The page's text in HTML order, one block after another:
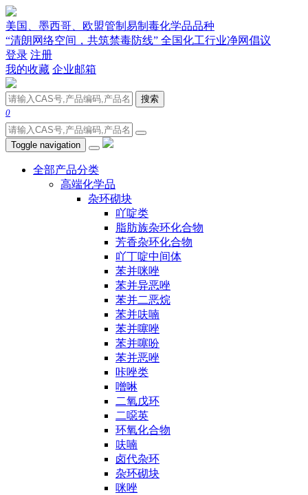
美国、墨西哥、欧盟管制易制毒化学品品种
“清朗网络空间，共筑禁毒防线” 全国化工行业净网倡议
登录 注册
我的收藏 企业邮箱
搜索
0
Toggle navigation
全部产品分类
高端化学品
杂环砌块
吖啶类
脂肪族杂环化合物
芳香杂环化合物
吖丁啶中间体
苯并咪唑
苯并异恶唑
苯并二恶烷
苯并呋喃
苯并噻唑
苯并噻吩
苯并恶唑
咔唑类
噌啉
二氧戊环
二噁英
环氧化合物
呋喃
卤代杂环
杂环砌块
咪唑